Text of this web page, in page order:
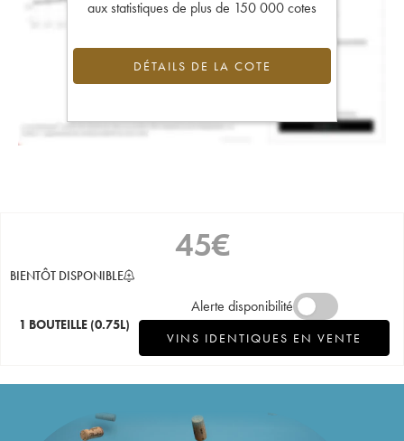
aux statistiques de plus de 150 000 cotes
DÉTAILS DE LA COTE
BIENTÔT DISPONIBLE
45€
1 BOUTEILLE (0.75L)
Alerte disponibilité
VINS IDENTIQUES EN VENTE